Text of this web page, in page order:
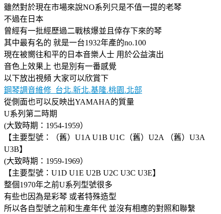
雖然對於現在市場來說NO系列只是不值一提的老琴
不過在日本
曾經有一批經歷過二戰核爆並且倖存下來的琴
其中最有名的 就是一台1932年產的no.100
現在被嚮往和平的日本音樂人士 用於公益演出
音色上效果上 也是別有一番感覺
以下放出視頻 大家可以欣賞下
鋼琴調音維修_台北.新北.基隆.桃園.北部
從側面也可以反映出YAMAHA的質量
U系列第二時期
(大致時期：1954-1959）
【主要型號：（舊）U1A U1B U1C（舊）U2A （舊）U3A
U3B】
(大致時期：1959-1969）
【主要型號：U1D U1E U2B U2C U3C U3E】
整個1970年之前U系列型號很多
有些也因為是彩琴 或者特殊造型
所以各自型號之前和生產年代 並沒有相應的對照和聯繫